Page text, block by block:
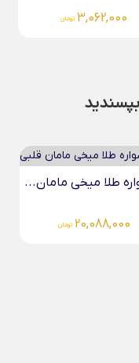
3,062,000 تومان
طلا میخی مامان...
20,088,000 تومان